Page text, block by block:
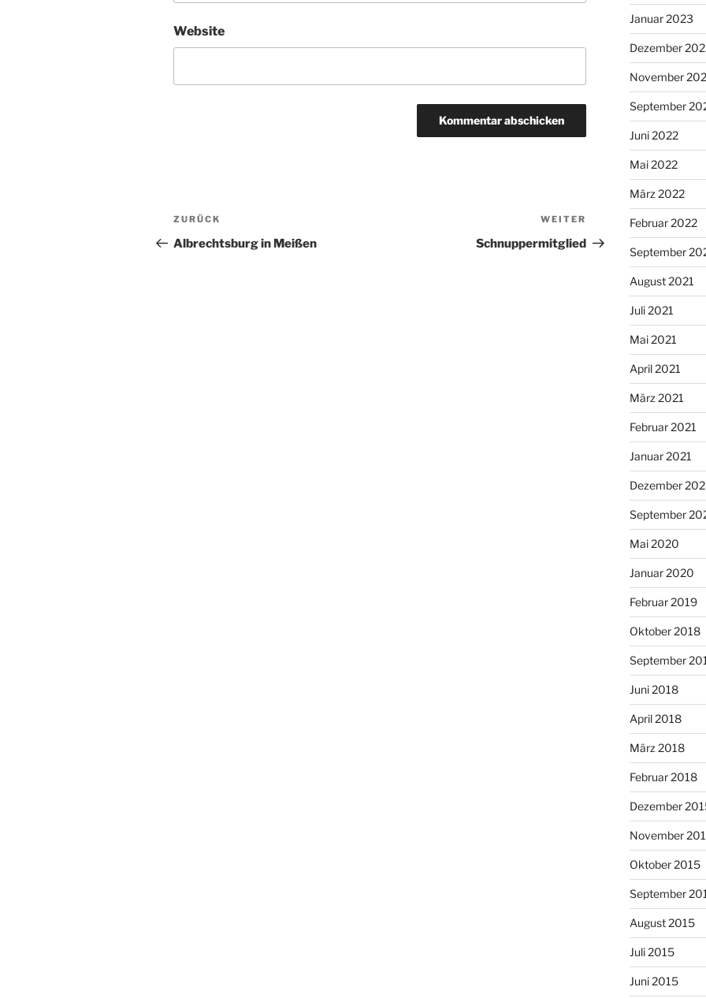
Website
Beitragsnavigation
Vorheriger
Beitrag
ZURÜCK
Albrechtsburg in Meißen
Nächster
Beitrag
WEITER
Schnuppermitglied
Januar 2023
Dezember
November
September
Juni 2022
Mai 2022
März 2022
Februar 2022
September
August 2021
Juli 2021
Mai 2021
April 2021
März 2021
Februar 2021
Januar 2021
Dezember
September
Mai 2020
Januar 2020
Februar 2019
Oktober 2018
September
Juni 2018
April 2018
März 2018
Februar 2018
Dezember
November
Oktober 2015
September
August 2015
Juli 2015
Juni 2015